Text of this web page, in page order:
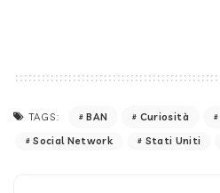
TAGS: BAN Curiosità
Social Network
Stati Uniti